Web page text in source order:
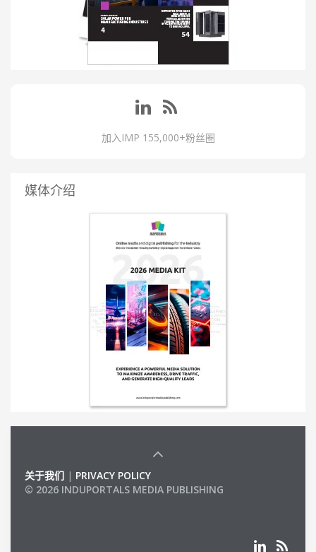
加入IMP 155,000+粉丝圈
媒体介绍
关于我们 | PRIVACY POLICY
© 2026 INDUPORTALS MEDIA PUBLISHING